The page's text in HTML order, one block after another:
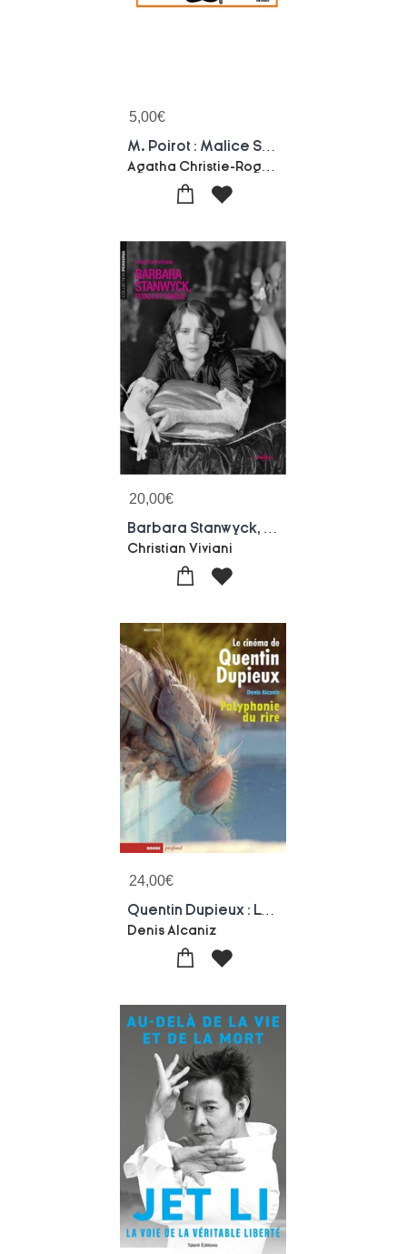
5,00€
20,00€
Christian Viviani
24,00€
Quentin Dupieux : La Polyphonie Du Rire
Denis Alcaniz